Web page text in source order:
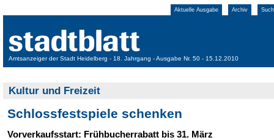
Aktuelle Ausgabe Archiv
Amtsanzeiger der Stadt Heidelberg - 18. Jahrgang - Ausgabe Nr. 50 - 15.12.2010
Kultur und Freizeit
Schlossfestspiele schenken
Vorverkaufsstart: Frühbucherrabatt bis 31. März